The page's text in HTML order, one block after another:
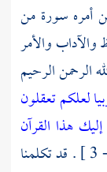
أمره سورة من
والآداب والأمر
الرحمن الرحيم
لعلكم تعقلون
هذا القرآن
[ يوسف : 1 - 3 ] . قد تكلمنا